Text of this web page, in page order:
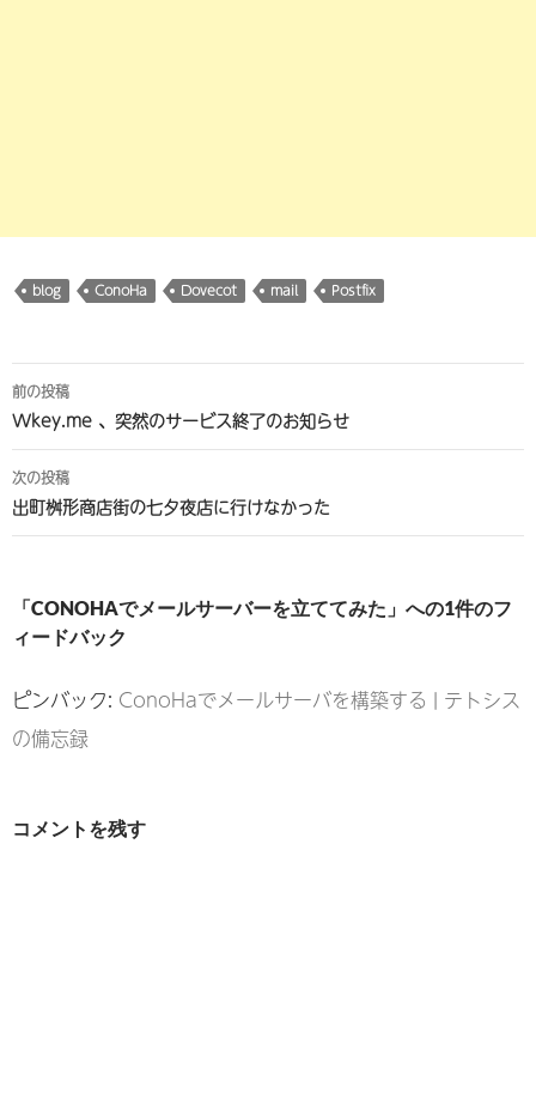
blog ConoHa Dovecot mail Postfix
投
稿
ナ
ビ
ゲ
ー
シ
ン
前の投稿
Wkey.me 、突然のサービス終了のお知らせ
次の投稿
出町桝形商店街の七夕夜店に行けなかった
「CONOHAでメールサーバーを立ててみた」への1件のフ
ィードバック
ピンバック: ConoHaでメールサーバを構築する | テトシス
の備忘録
コメントを残す